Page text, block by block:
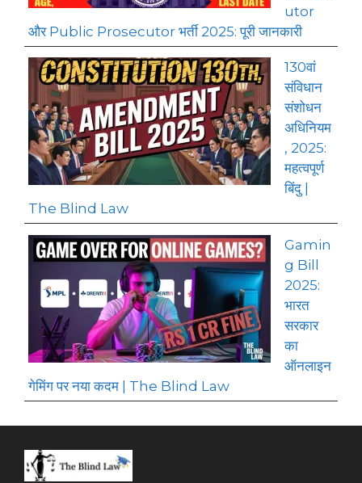
utor
और Public Prosecutor भर्ती 2025: पूरी जानकारी
130वां
संविधान
संशोधन
अधिनियम
, 2025:
महत्वपूर्ण
बिंदु |
The Blind Law
Gamin
g Bill
2025:
भारत
सरकार
का
ऑनलाइन
गेमिंग पर नया कदम | The Blind Law